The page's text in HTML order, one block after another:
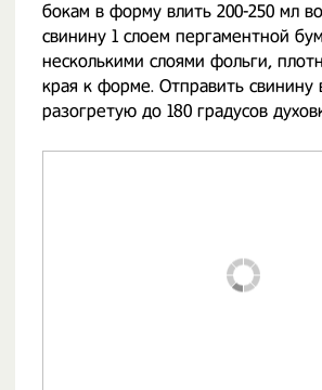
бокам в форму влить 200-250 мл
свинину 1 слоем пергаментной
несколькими слоями фольги,
края к форме. Отправить свинину
разогретую до 180 градусов